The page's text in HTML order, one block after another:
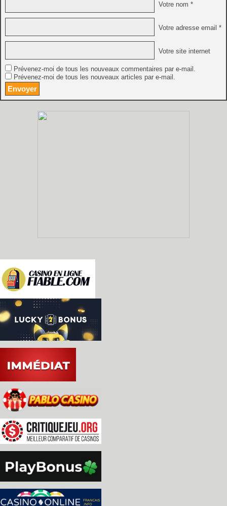
Votre nom *
Votre adresse email *
Votre site internet
Prévenez-moi de tous les nouveaux commentaires par e-mail.
Prévenez-moi de tous les nouveaux articles par e-mail.